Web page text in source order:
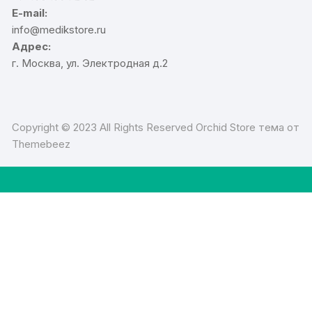
E-mail:
info@medikstore.ru
Адрес:
г. Москва, ул. Электродная д.2
Copyright © 2023 All Rights Reserved Orchid Store тема от
Themebeez